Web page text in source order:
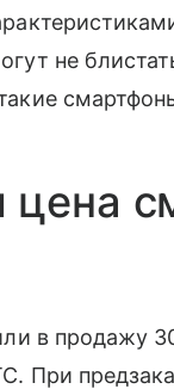
не
цена
в продажу
При